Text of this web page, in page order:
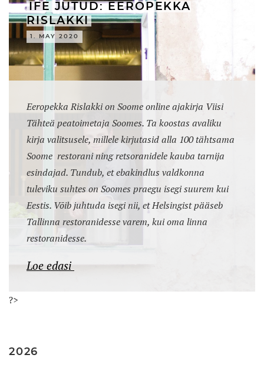
IFE JUTUD: EEROPEKKA
RISLAKKI
1. MAY 2020
Eeropekka Rislakki on Soome online ajakirja Viisi
Tähteä peatoimetaja Soomes. Ta koostas avaliku
kirja valitsusele, millele kirjutasid alla 100 tähtsama
Soome restorani ning retsoranidele kauba tarnija
esindajad. Tundub, et ebakindlus valdkonna
tuleviku suhtes on Soomes praegu isegi suurem kui
Eestis. Võib juhtuda isegi nii, et Helsingist pääseb
Tallinna restoranidesse varem, kui oma linna
restoranidesse.
Loe edasi
?>
2026